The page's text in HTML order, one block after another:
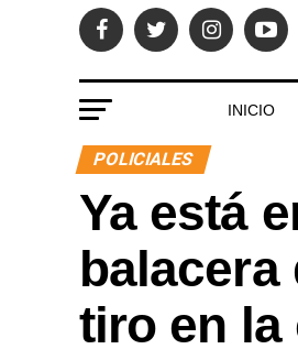
INICIO
POLICIALES
Ya está
balacera
tiro en la